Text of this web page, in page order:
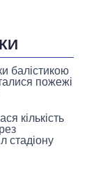
балістикою
пожежі
кількість
стадіону